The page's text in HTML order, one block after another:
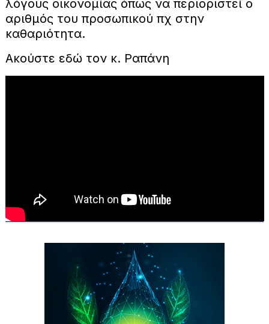
λόγους οικονομίας όπως να περιοριστεί ο
αριθμός του προσωπικού πχ στην
καθαριότητα.
Ακούστε εδώ τον κ. Ραπάνη